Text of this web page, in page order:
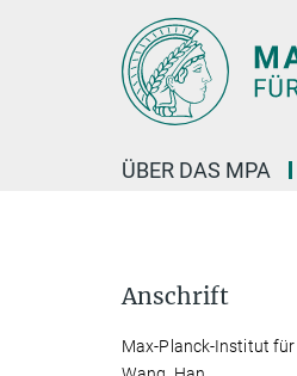
ÜBER DAS MPA
Anschrift
Max-Planck-Institut